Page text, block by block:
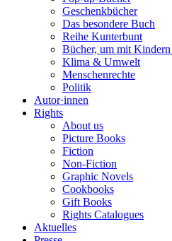
Geschenkbücher
Das besondere Buch
Reihe Kunterbunt
Bücher, um mit
Klima & Umwelt
Menschenrechte
Politik
Autor·innen
Rights
About us
Picture Books
Fiction
Non-Fiction
Graphic Novels
Cookbooks
Gift Books
Rights Catalogues
Aktuelles